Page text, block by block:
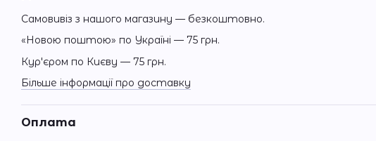
Самовивіз з нашого магазину — безкоштовно.
«Новою поштою» по Україні — 75 грн.
Кур'єром по Києву — 75 грн.
Більше інформації про доставку
Оплата